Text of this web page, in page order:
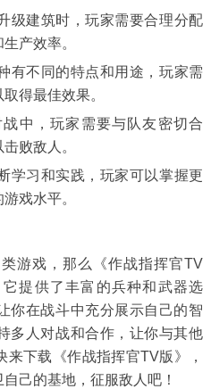
级建筑时，玩家需要合理分配
产效率。
有不同的特点和用途，玩家需
得最佳效果。
中，玩家需要与队友密切合
败敌人。
学习和实践，玩家可以掌握更
戏水平。
游戏，那么《作战指挥官TV
提供了丰富的兵种和武器选
你在战斗中充分展示自己的智
多人对战和合作，让你与其他
下载《作战指挥官TV版》，
己的基地，征服敌人吧！